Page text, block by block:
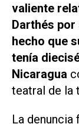
valiente
Darthés por
hecho que
tenía
Nicaragua
teatral de la
La